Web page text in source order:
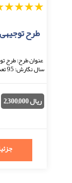
5
4
3
طرح
عنوان طرح: طرح
ریال 2,300,000